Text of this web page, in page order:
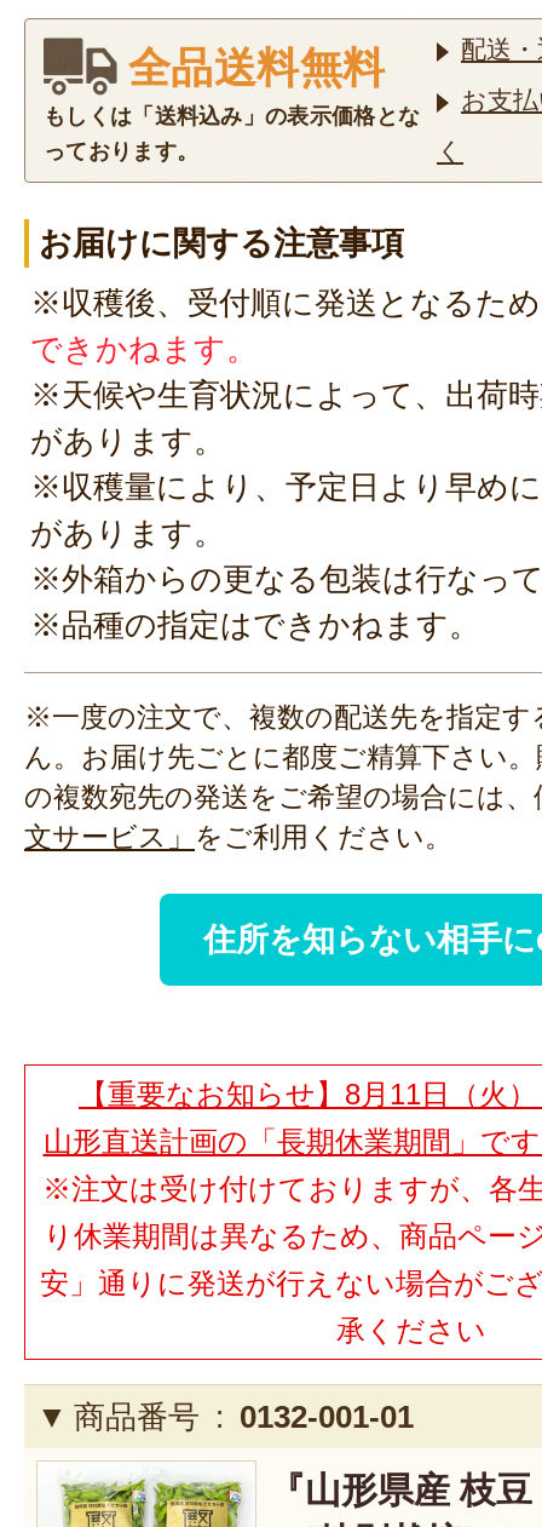
全品送料無料
もしくは「送料込み」の表示価格とな
っております。
配送
お支
く
お届けに関する注意事項
※収穫後、受付順に発送となるため
できかねます。
※天候や生育状況によって、出荷
があります。
※収穫量により、予定日より早め
があります。
※外箱からの更なる包装は行なっ
※品種の指定はできかねます。
※一度の注文で、複数の配送先を指定
ん。お届け先ごとに都度ご精算下さい
の複数宛先の発送をご希望の場合には、
文サービス」 をご利用ください。
住所を知らない相手
【重要なお知らせ】8月11日（火
山形直送計画の「長期休業期間」で
※注文は受け付けておりますが、各
り休業期間は異なるため、商品ペー
安」通りに発送が行えない場合がご
承ください
商品番号 : 0132-001-01
『山形県産 枝